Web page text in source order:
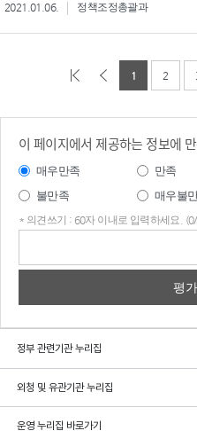
2021.01.06. 정책조정총괄과
1 2
이 페이지에서 제공하는 정보에
매우만족 만족
불만족
매우불
* 의견쓰기 : 60자 이내로 입력하세요.
정부 관련기관 누리집
외청 및 유관기관 누리집
운영 누리집 바로가기